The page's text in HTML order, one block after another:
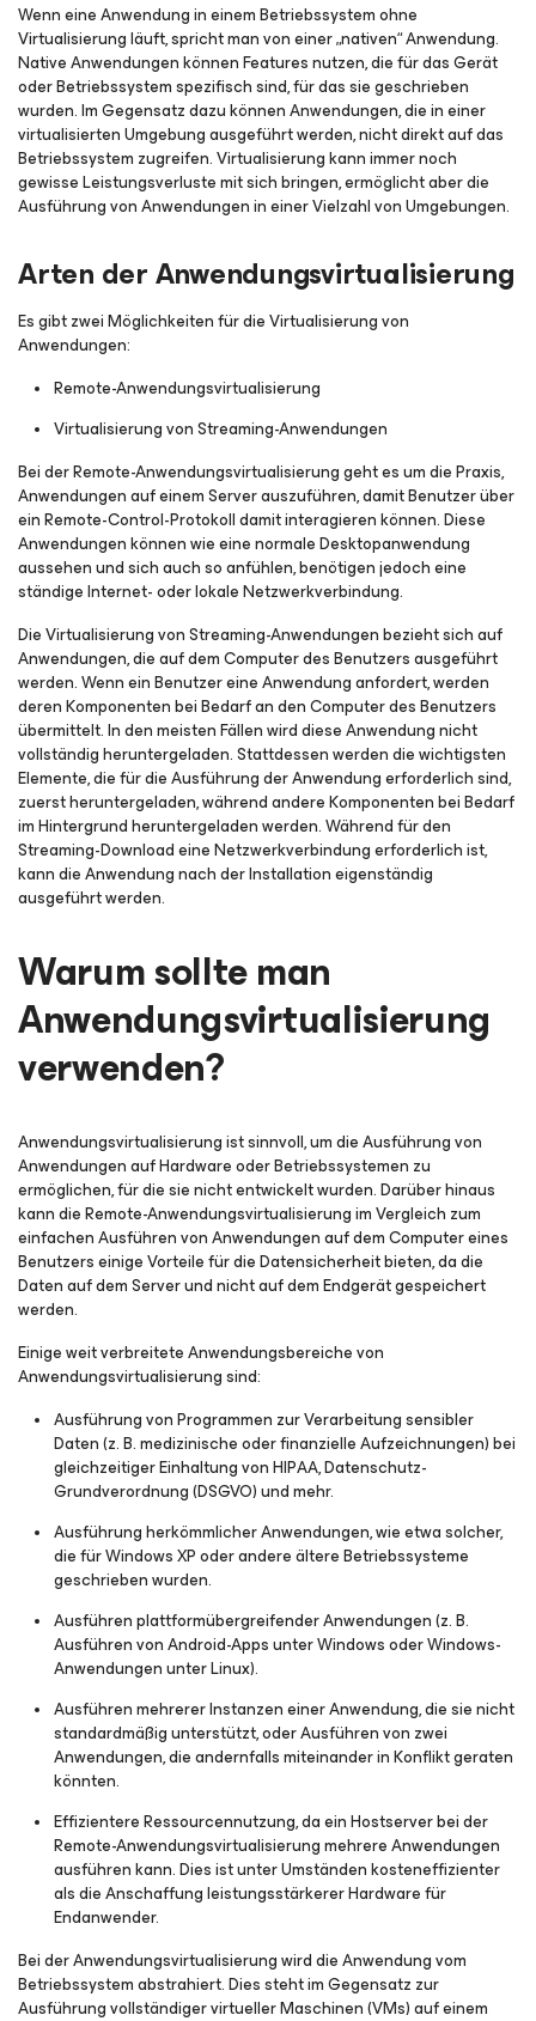
Wenn eine Anwendung in einem Betriebssystem ohne
Virtualisierung läuft, spricht man von einer „nativen“ Anwendung.
Native Anwendungen können Features nutzen, die für das Gerät
oder Betriebssystem spezifisch sind, für das sie geschrieben
wurden. Im Gegensatz dazu können Anwendungen, die in einer
virtualisierten Umgebung ausgeführt werden, nicht direkt auf das
Betriebssystem zugreifen. Virtualisierung kann immer noch
gewisse Leistungsverluste mit sich bringen, ermöglicht aber die
Ausführung von Anwendungen in einer Vielzahl von Umgebungen.
Arten der Anwendungsvirtualisierung
Es gibt zwei Möglichkeiten für die Virtualisierung von
Anwendungen:
Remote-Anwendungsvirtualisierung
Virtualisierung von Streaming-Anwendungen
Bei der Remote-Anwendungsvirtualisierung geht es um die Praxis,
Anwendungen auf einem Server auszuführen, damit Benutzer über
ein Remote-Control-Protokoll damit interagieren können. Diese
Anwendungen können wie eine normale Desktopanwendung
aussehen und sich auch so anfühlen, benötigen jedoch eine
ständige Internet- oder lokale Netzwerkverbindung.
Die Virtualisierung von Streaming-Anwendungen bezieht sich auf
Anwendungen, die auf dem Computer des Benutzers ausgeführt
werden. Wenn ein Benutzer eine Anwendung anfordert, werden
deren Komponenten bei Bedarf an den Computer des Benutzers
übermittelt. In den meisten Fällen wird diese Anwendung nicht
vollständig heruntergeladen. Stattdessen werden die wichtigsten
Elemente, die für die Ausführung der Anwendung erforderlich sind,
zuerst heruntergeladen, während andere Komponenten bei Bedarf
im Hintergrund heruntergeladen werden. Während für den
Streaming-Download eine Netzwerkverbindung erforderlich ist,
kann die Anwendung nach der Installation eigenständig
ausgeführt werden.
Warum sollte man
Anwendungsvirtualisierung
verwenden?
Anwendungsvirtualisierung ist sinnvoll, um die Ausführung von
Anwendungen auf Hardware oder Betriebssystemen zu
ermöglichen, für die sie nicht entwickelt wurden. Darüber hinaus
kann die Remote-Anwendungsvirtualisierung im Vergleich zum
einfachen Ausführen von Anwendungen auf dem Computer eines
Benutzers einige Vorteile für die Datensicherheit bieten, da die
Daten auf dem Server und nicht auf dem Endgerät gespeichert
werden.
Einige weit verbreitete Anwendungsbereiche von
Anwendungsvirtualisierung sind:
Ausführung von Programmen zur Verarbeitung sensibler
Daten (z. B. medizinische oder finanzielle Aufzeichnungen) bei
gleichzeitiger Einhaltung von HIPAA, Datenschutz-
Grundverordnung (DSGVO) und mehr.
Ausführung herkömmlicher Anwendungen, wie etwa solcher,
die für Windows XP oder andere ältere Betriebssysteme
geschrieben wurden.
Ausführen plattformübergreifender Anwendungen (z. B.
Ausführen von Android-Apps unter Windows oder Windows-
Anwendungen unter Linux).
Ausführen mehrerer Instanzen einer Anwendung, die sie nicht
standardmäßig unterstützt, oder Ausführen von zwei
Anwendungen, die andernfalls miteinander in Konflikt geraten
könnten.
Effizientere Ressourcennutzung, da ein Hostserver bei der
Remote-Anwendungsvirtualisierung mehrere Anwendungen
ausführen kann. Dies ist unter Umständen kosteneffizienter
als die Anschaffung leistungsstärkerer Hardware für
Endanwender.
Bei der Anwendungsvirtualisierung wird die Anwendung vom
Betriebssystem abstrahiert. Dies steht im Gegensatz zur
Ausführung vollständiger virtueller Maschinen (VMs) auf einem